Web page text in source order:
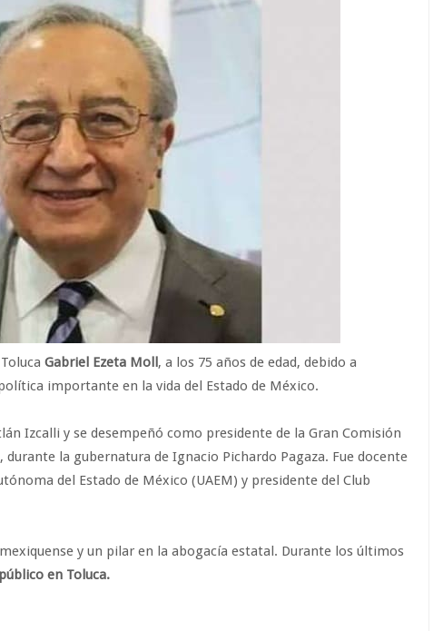
Gabriel Ezeta Moll, a los 75 años de edad, debido a
importante en la vida del Estado de México.
Izcalli y se desempeñó como presidente de la Gran Comisión
la gubernatura de Ignacio Pichardo Pagaza. Fue docente
del Estado de México (UAEM) y presidente del Club
y un pilar en la abogacía estatal. Durante los últimos
en Toluca.